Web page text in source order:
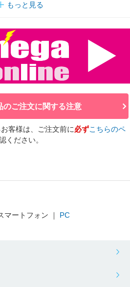
もっと見る
のご注文に関する注意
客様は、ご注文前に必ずこちらのペ
ください。
マートフォン ｜ PC